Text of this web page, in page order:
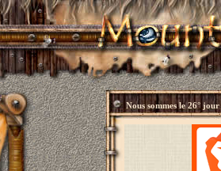
Nous sommes le26° jour